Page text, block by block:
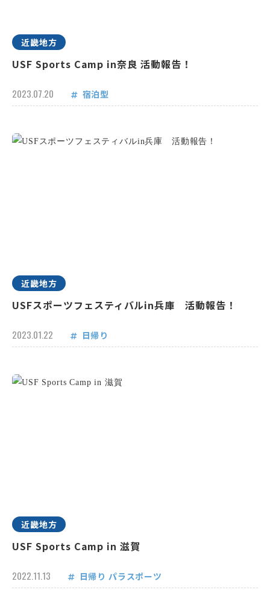
近畿地方
USF Sports Camp in奈良 活動報告！
2023.07.20 宿泊型
近畿地方
USFスポーツフェスティバルin兵庫 活動報告！
2023.01.22 日帰り
近畿地方
USF Sports Camp in 滋賀
2022.11.13 日帰り パラスポーツ